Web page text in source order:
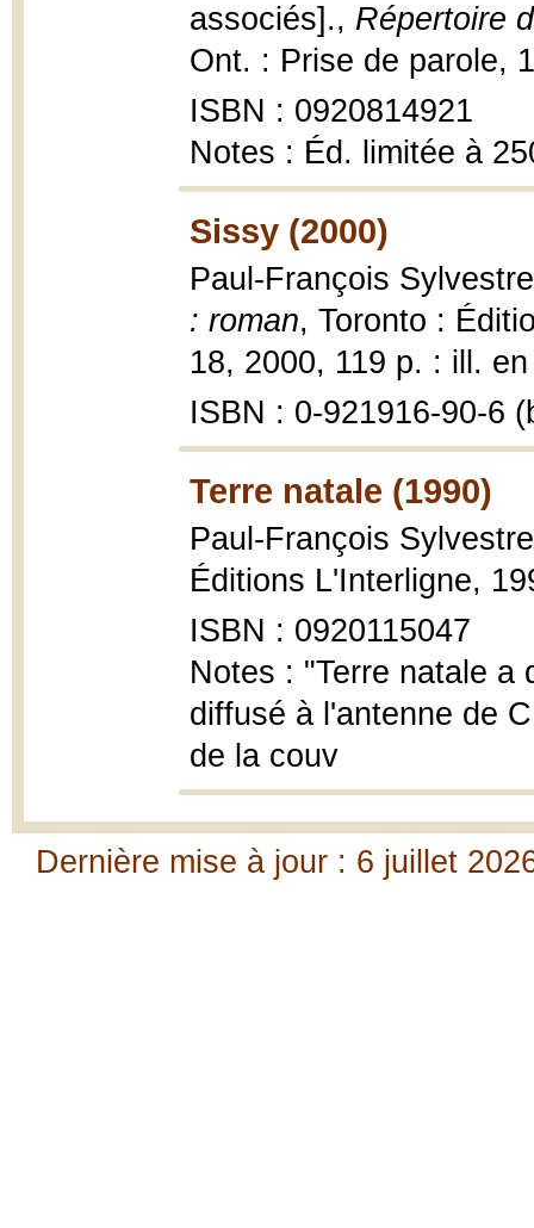
associés]., Répertoire
Ont. : Prise de parole,
ISBN : 0920814921
Notes : Éd. limitée à
Sissy (2000)
Paul-François
: roman, Toronto :
18, 2000, 119 p. : ill.
ISBN : 0-921916-90-6
Terre natale (1990)
Paul-François
Éditions L'Interligne,
ISBN : 0920115047
Notes : "Terre natale a
diffusé à l'antenne de
de la couv
Dernière mise à jour : 6 juillet